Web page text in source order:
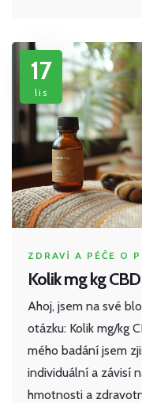
17
lis
ZDRAVÍ A PÉČE O
Kolik mg kg
Ahoj, jsem na své
otázku: Kolik mg/kg
mého badání jsem
individuální a závisí
hmotnosti a